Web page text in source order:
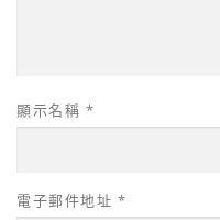
顯示名稱 *
電子郵件地址 *